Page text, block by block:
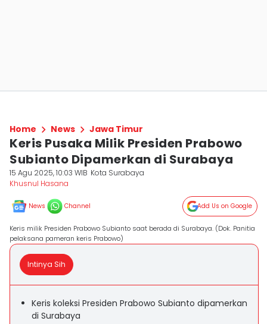
Home News Jawa Timur
Keris Pusaka Milik Presiden Prabowo
Subianto Dipamerkan di Surabaya
15 Agu 2025, 10:03 WIB Kota Surabaya
Khusnul Hasana
News Channel Add Us on Google
Keris milik Presiden Prabowo Subianto saat berada di Surabaya. (Dok. Panitia
pelaksana pameran keris Prabowo)
Intinya Sih
Keris koleksi Presiden Prabowo Subianto dipamerkan
di Surabaya